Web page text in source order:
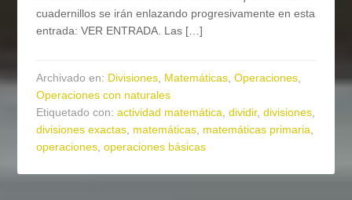
cuadernillos se irán enlazando progresivamente en esta
entrada: VER ENTRADA. Las […]
Archivado en: Divisiones, Matemáticas,Operaciones,
Operaciones con naturales
Etiquetado con:actividad matemática,dividir,divisiones,
divisiones exactas, matemáticas, matemáticas primaria,
operaciones,operaciones básicas